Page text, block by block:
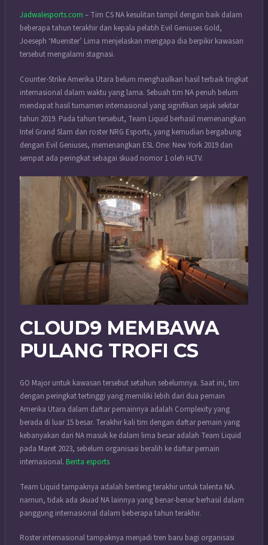
Jadwalesports.com – Tim CS NA kesulitan tampil dengan baik dalam
beberapa tahun terakhir dan kepala pelatih Evil Geniuses Gold,
Joeseph ‘Muenster’ Lima menjelaskan mengapa dia berpikir kawasan
tersebut mengalami stagnasi.
Counter-Strike Amerika Utara belum menghasilkan hasil terbaik tingkat
internasional dalam waktu yang lama. Sebuah tim NA penuh belum
mendapat hasil turnamen internasional yang signifikan sejak sekitar
tahun 2019. Pada tahun tersebut, Team Liquid berhasil memenangkan
Intel Grand Slam dan roster NRG Esports, yang kemudian bergabung
dengan Evil Geniuses, memenangkan ESL One: New York 2019 dan
sempat ada peringkat sebagai skuad nomor 1 oleh HLTV.
CLOUD9 MEMBAWA
PULANG TROFI CS
GO Major untuk kawasan tersebut setahun sebelumnya. Saat ini, tim
dengan peringkat tertinggi yang memiliki lebih dari dua pemain
Amerika Utara dalam daftar pemainnya adalah Complexity yang
berada di luar 15 besar. Terakhir kali tim dengan daftar pemain yang
kebanyakan dari NA masuk ke dalam lima besar adalah Team Liquid
pada Maret 2023, sebelum organisasi beralih ke daftar pemain
internasional. Berita esports
Team Liquid tampaknya adalah benteng terakhir untuk talenta NA.
namun, tidak ada skuad NA lainnya yang benar-benar berhasil dalam
panggung internasional dalam beberapa tahun terakhir.
Roster internasional tampaknya menjadi tren baru bagi organisasi